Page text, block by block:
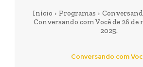
Início Programas
Conversando com Você de 26 de
2025.
Conversando com